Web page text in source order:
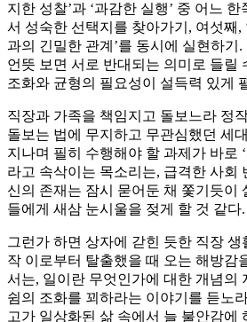
지한 성찰’과 ‘과감한 실행’ 중 어느
서 성숙한 선택지를 찾아가기, 여섯째,
과의 긴밀한 관계’를 동시에 실현하기
언뜻 보면 서로 반대되는 의미로 들릴
조화와 균형의 필요성이 설득력 있게
직장과 가족을 책임지고 돌보느라 정
돌보는 법에 무지하고 무관심했던 세
지나며 필히 수행해야 할 과제가 바로
라고 속삭이는 목소리는, 급격한 사회
신의 존재는 잠시 묻어둔 채 쫓기듯이
들에게 새삼 눈시울을 젖게 할 것 같다.
그런가 하면 상자에 갇힌 듯한 직장
작 이로부터 탈출했을 때 오는 해방감
서는, 일이란 무엇인가에 대한 개념의
쉼의 조화를 꾀하라는 이야기를 듣노
고가 일상화된 삶 속에서 늘 불안감에